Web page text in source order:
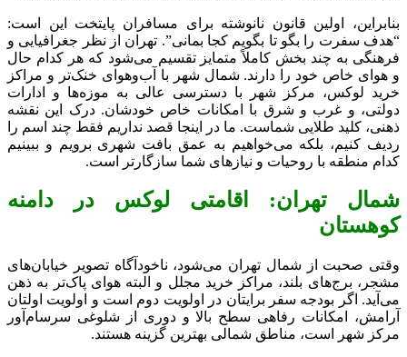
بنابراین، اولین قانون نانوشته برای مسافران پایتخت این است:
“هدف سفرت را بگو تا بگویم کجا بمانی”. تهران از نظر جغرافیایی و
فرهنگی به چند بخش کاملاً متمایز تقسیم می‌شود که هر کدام حال
و هوای خاص خود را دارند. شمال شهر با آب‌وهوای خنک‌تر و مراکز
خرید لوکس، مرکز شهر با دسترسی عالی به موزه‌ها و ادارات
دولتی، و غرب و شرق با امکانات خاص خودشان. درک این نقشه
ذهنی، کلید طلایی شماست. ما در اینجا قصد نداریم فقط چند اسم را
ردیف کنیم، بلکه می‌خواهیم به عمق بافت شهری برویم و ببینیم
کدام منطقه با روحیات و نیازهای شما سازگارتر است.
شمال تهران: اقامتی لوکس در دامنه
کوهستان
وقتی صحبت از شمال تهران می‌شود، ناخودآگاه تصویر خیابان‌های
مشجر، برج‌های بلند، مراکز خرید مجلل و البته هوای پاک‌تر به ذهن
می‌آید. اگر بودجه سفر برایتان در اولویت دوم است و اولویت اولتان
آرامش، امکانات رفاهی سطح بالا و دوری از شلوغی سرسام‌آور
مرکز شهر است، مناطق شمالی بهترین گزینه هستند.